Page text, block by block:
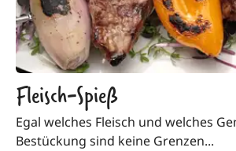
Fleisch-Spieß
Egal welches Fleisch und welches
Bestückung sind keine Grenzen...